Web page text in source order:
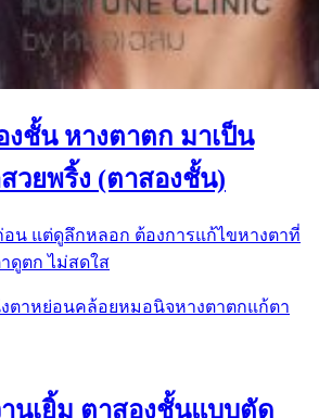
งชั้น หางตาตก มาเป็น
วยพริ้ง (ตาสองชั้น)
อน​ แต่ดูลึกหลอก ต้องการแก้ไขหางตาที่
ดูตก​ ไม่สดใส
ตาหย่อนคล้อยหมอนิจหางตาตกแก้ตา
นเยิ้ม ตาสองชั้นแบบตัด